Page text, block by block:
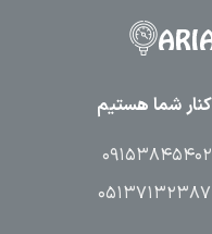
۰۹۱۵۳۸۴۵۴۰۲
۰۵۱۳۷۱۳۲۳۸۷